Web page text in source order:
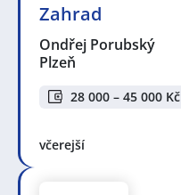
Zahrad
Ondřej Porubský
Plzeň
28 000 – 45 000 Kč
včerejší